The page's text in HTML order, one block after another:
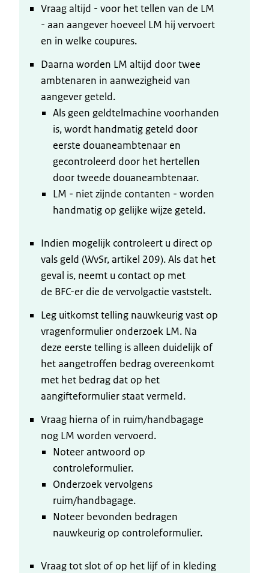
Vraag altijd - voor het tellen van de LM
- aan aangever hoeveel LM hij vervoert
en in welke coupures.
Daarna worden LM altijd door twee
ambtenaren in aanwezigheid van
aangever geteld.
Als geen geldtelmachine voorhanden
is, wordt handmatig geteld door
eerste douaneambtenaar en
gecontroleerd door het hertellen
door tweede douaneambtenaar.
LM - niet zijnde contanten - worden
handmatig op gelijke wijze geteld.
Indien mogelijk controleert u direct op
vals geld (WvSr, artikel 209). Als dat het
geval is, neemt u contact op met
de BFC-er die de vervolgactie vaststelt.
Leg uitkomst telling nauwkeurig vast op
vragenformulier onderzoek LM. Na
deze eerste telling is alleen duidelijk of
het aangetroffen bedrag overeenkomt
met het bedrag dat op het
aangifteformulier staat vermeld.
Vraag hierna of in ruim/handbagage
nog LM worden vervoerd.
Noteer antwoord op
controleformulier.
Onderzoek vervolgens
ruim/handbagage.
Noteer bevonden bedragen
nauwkeurig op controleformulier.
Vraag tot slot of op het lijf of in kleding